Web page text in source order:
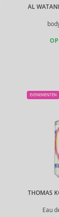
AL
THOMAS
Eau
EVENEMENTEN